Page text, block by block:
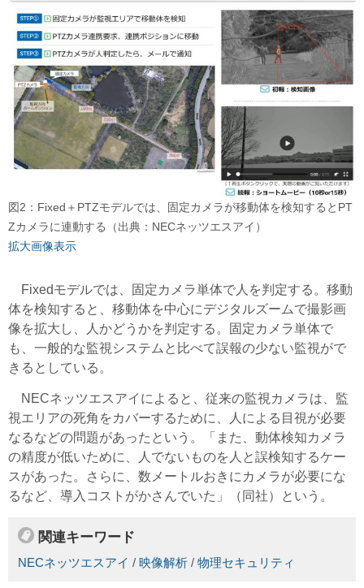
図2：Fixed＋PTZモデルでは、固定カメラが移動体を検知するとPT
Zカメラに連動する（出典：NECネッツエスアイ）
拡大画像表示
Fixedモデルでは、固定カメラ単体で人を判定する。移動
体を検知すると、移動体を中心にデジタルズームで撮影画
像を拡大し、人かどうかを判定する。固定カメラ単体で
も、一般的な監視システムと比べて誤報の少ない監視がで
きるとしている。
NECネッツエスアイによると、従来の監視カメラは、監
視エリアの死角をカバーするために、人による目視が必要
なるなどの問題があったという。「また、動体検知カメラ
の精度が低いために、人でないものを人と誤検知するケー
スがあった。さらに、数メートルおきにカメラが必要にな
るなど、導入コストがかさんでいた」（同社）という。
関連キーワード
NECネッツエスアイ / 映像解析 / 物理セキュリティ